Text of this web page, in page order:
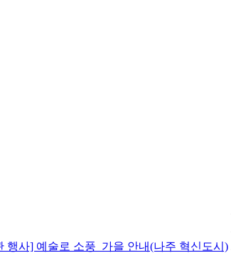
사] 예술로 소풍_가을 안내(나주 혁신도시)